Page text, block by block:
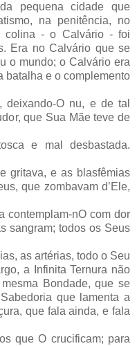
pequena cidade que
na penitência, no
colina - o Calvário - foi
Era no Calvário que se
o mundo; o Calvário era
batalha e o complemento
deixando-O nu, e de tal
que Sua Mãe teve de
e mal desbastada.
gritava, e as blasfêmias
que zombavam d’Ele,
contemplam-nO com dor
sangram; todos os Seus
as artérias, todo o Seu
a Infinita Ternura não
Bondade, que se
que lamenta a
que fala ainda, e fala
que O crucificam; para